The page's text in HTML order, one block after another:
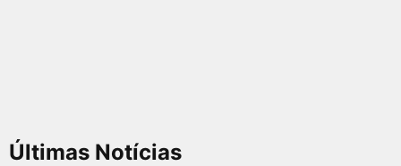
Últimas Notícias